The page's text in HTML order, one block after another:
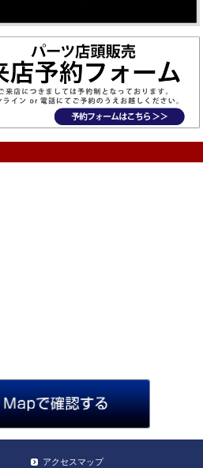
アクセスマップ